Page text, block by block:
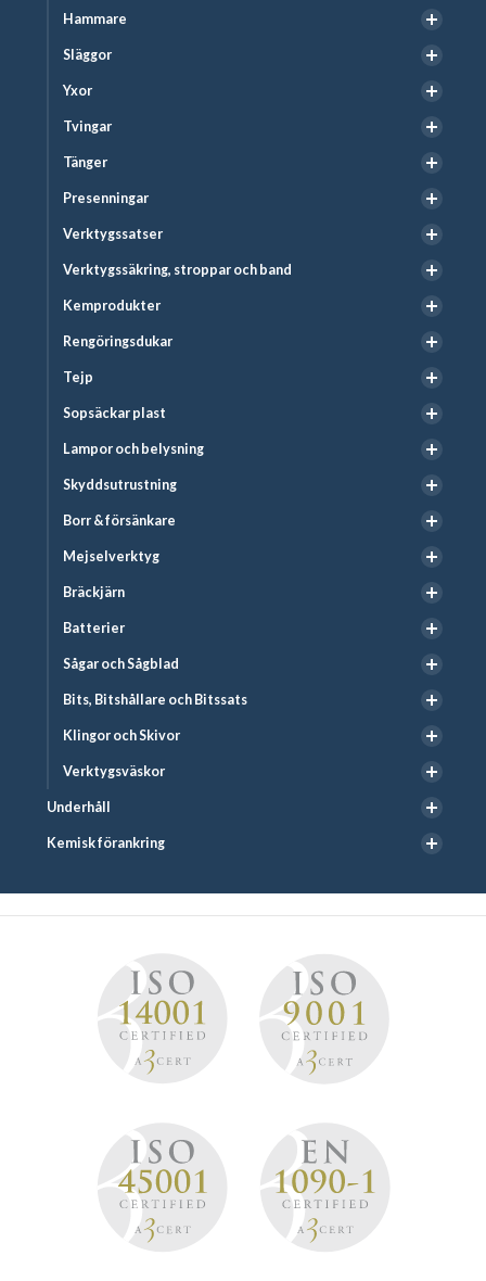
Hammare
Släggor
Yxor
Tvingar
Tänger
Presenningar
Verktygssatser
Verktygssäkring, stroppar och band
Kemprodukter
Rengöringsdukar
Tejp
Sopsäckar plast
Lampor och belysning
Skyddsutrustning
Borr & försänkare
Mejselverktyg
Bräckjärn
Batterier
Sågar och Sågblad
Bits, Bitshållare och Bitssats
Klingor och Skivor
Verktygsväskor
Underhåll
Kemisk förankring